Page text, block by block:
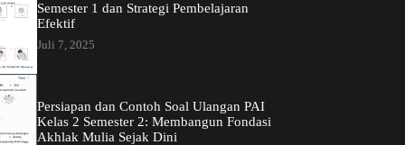
Semester 1 dan Strategi Pembelajaran
Efektif
Juli 7, 2025
Persiapan dan Contoh Soal Ulangan PAI
Kelas 2 Semester 2: Membangun Fondasi
Akhlak Mulia Sejak Dini